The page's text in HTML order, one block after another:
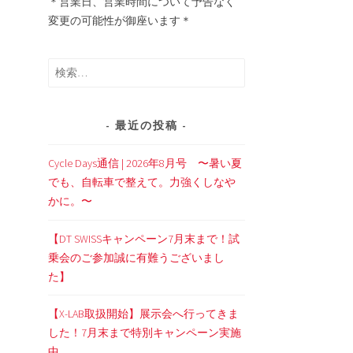
変更の可能性が御座います＊
検
最近の投稿
Cycle Days通信 | 2026年8月号 〜暑い夏
でも、自転車で整えて。力強くしなや
かに。〜
【DT SWISSキャンペーン7月末まで！試
乗会のご参加誠に有難うございまし
た】
【X-LAB取扱開始】展示会へ行ってきま
した！7月末まで特別キャンペーン実施